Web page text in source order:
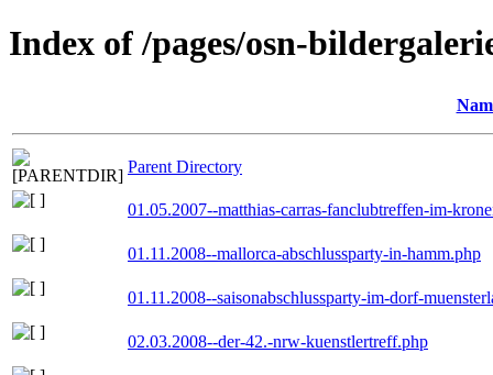
Index of /pages/osn-
Parent Directory
01.05.2007--matthias-carras-fanclubtreffen-im-
01.11.2008--mallorca-abschlussparty-in-hamm.php
01.11.2008--saisonabschlussparty-im-dorf-
02.03.2008--der-42.-nrw-kuenstlertreff.php